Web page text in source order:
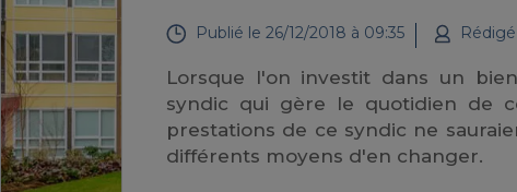
Publié le 26/12/2018 à 09:35
Lorsque l'on investit dans un
syndic qui gère le quotidien de
prestations de ce syndic ne
différents moyens d'en changer.